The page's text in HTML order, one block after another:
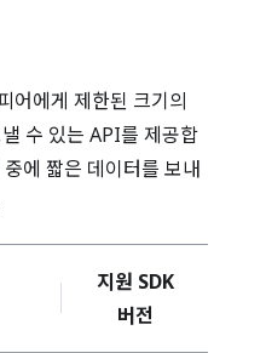
에게 제한된 크기의
수 있는 API를 제공합
에 짧은 데이터를 보내
지원 SDK
버전